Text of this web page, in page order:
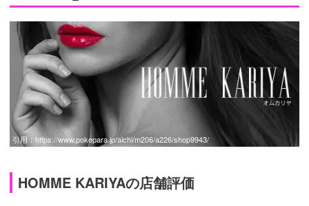
引用： https://www.pokepara.jp/aichi/m206/a226/shop9943/
HOMME KARIYAの店舗評価